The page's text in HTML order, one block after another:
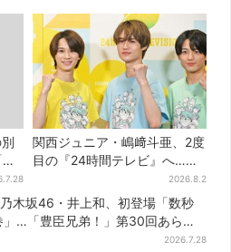
関西ジュニア・嶋﨑斗亜、2度
目の『24時間テレビ』へ…ほ
かのメンバーに助言「サポー
ターたるもの」
2026.8.2
乃木坂46・井上和、初登場「数秒
」…「豊臣兄弟！」第30回あらす
2026.7.28